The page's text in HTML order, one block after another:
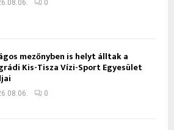
0
mezőnyben is helyt álltak a
Kis-Tisza Vízi-Sport Egyesület
0